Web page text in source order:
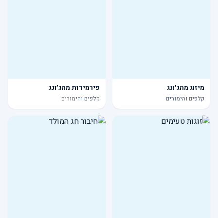
מיזוג מהג׳ונג
קלפים והימורים
פירמידות מהג׳ונג
קלפים והימורים